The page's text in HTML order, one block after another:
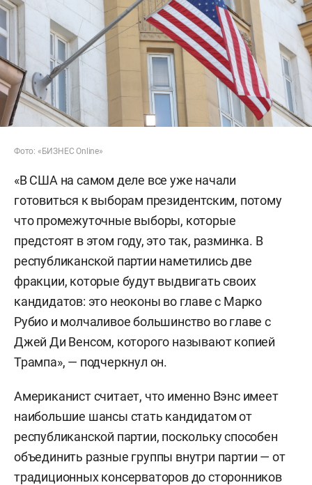
Фото: «БИЗНЕС Online»
«В США на самом деле все уже начали
готовиться к выборам президентским, потому
что промежуточные выборы, которые
предстоят в этом году, это так, разминка. В
республиканской партии наметились две
фракции, которые будут выдвигать своих
кандидатов: это неоконы во главе с Марко
Рубио и молчаливое большинство во главе с
Джей Ди Венсом, которого называют копией
Трампа», — подчеркнул он.
Американист считает, что именно Вэнс имеет
наибольшие шансы стать кандидатом от
республиканской партии, поскольку способен
объединить разные группы внутри партии — от
традиционных консерваторов до сторонников